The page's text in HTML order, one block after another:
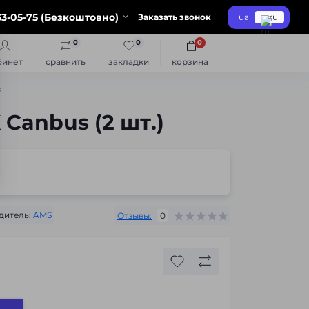
05-75 (Безкоштовно) Заказать звонок ua ru
сравнить
0
закладки
0
корзина
0
Canbus (2 шт.)
AMS Отзывы: 0